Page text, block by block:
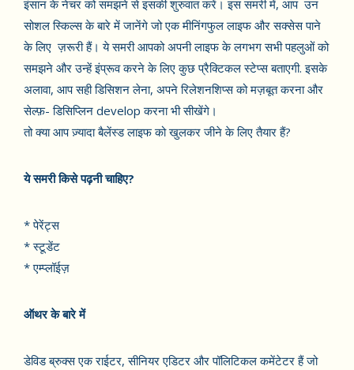
इंसान के नेचर को समझने से इसकी शुरुवात करें। इस समरी में, आप उन
सोशल स्किल्स के बारे में जानेंगे जो एक मीनिंगफुल लाइफ और सक्सेस पाने
के लिए ज़रूरी हैं। ये समरी आपको अपनी लाइफ के लगभग सभी पहलुओं को
समझने और उन्हें इंप्रूव करने के लिए कुछ प्रैक्टिकल स्टेप्स बताएगी. इसके
अलावा, आप सही डिसिशन लेना, अपने रिलेशनशिप्स को मज़बूत करना और
सेल्फ़- डिसिप्लिन develop करना भी सीखेंगे।
तो क्या आप ज़्यादा बैलेंस्ड लाइफ को खुलकर जीने के लिए तैयार हैं?
ये समरी किसे पढ़नी चाहिए?
* पेरेंट्स
* स्टूडेंट
* एम्प्लॉईज़
ऑथर के बारे में
डेविड ब्रुक्स एक राईटर, सीनियर एडिटर और पॉलिटिकल कमेंटेटर हैं जो